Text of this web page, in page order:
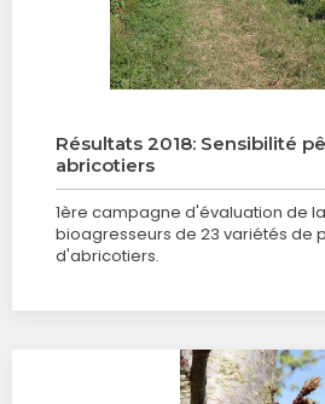
Résultats 2018: Sensibilité
abricotiers
1ère campagne d'évaluation de
bioagresseurs de 23 variétés de
d'abricotiers.